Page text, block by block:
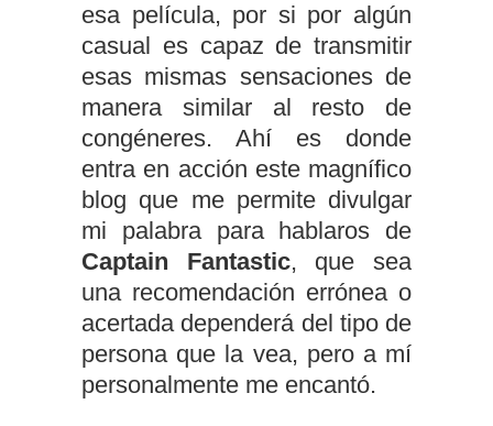
esa película, por si por algún
casual es capaz de transmitir
esas mismas sensaciones de
manera similar al resto de
congéneres. Ahí es donde
entra en acción este magnífico
blog que me permite divulgar
mi palabra para hablaros de
Captain Fantastic, que sea
una recomendación errónea o
acertada dependerá del tipo de
persona que la vea, pero a mí
personalmente me encantó.